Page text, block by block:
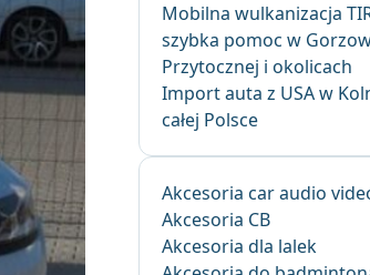
Mobilna wulkanizacja
szybka pomoc w
Przytocznej i okolicach
Import auta z USA w
całej Polsce
Akcesoria car audio
Akcesoria CB
Akcesoria dla lalek